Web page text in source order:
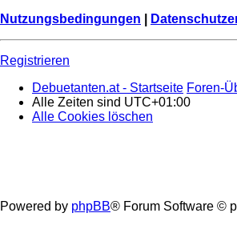
Nutzungsbedingungen
Registrieren
Debuetanten.at - Startseite Foren-
Alle Zeiten sind UTC+01:00
Alle Cookies löschen
Powered by phpBB® Forum Software ©